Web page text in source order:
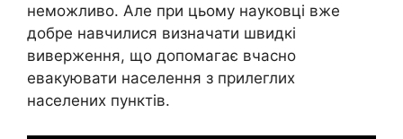
неможливо. Але при цьому науковці вже
добре навчилися визначати швидкі
виверження, що допомагає вчасно
евакуювати населення з прилеглих
населених пунктів.